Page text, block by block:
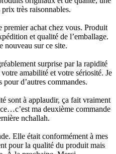
très raisonnables.
premier achat chez vous. Produit
et qualité de l’emballage.
nouveau sur ce site.
surprise par la rapidité
amabilité et votre sériosité. Je
pour d’autres commandes.
sont à applaudir, ça fait vraiment
ma deuxième commande
nchallah.
Elle était conformément à mes
pour la qualité du produit mais